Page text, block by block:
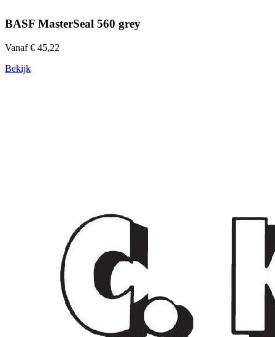
BASF MasterSeal 560 grey
Vanaf € 45,22
Bekijk